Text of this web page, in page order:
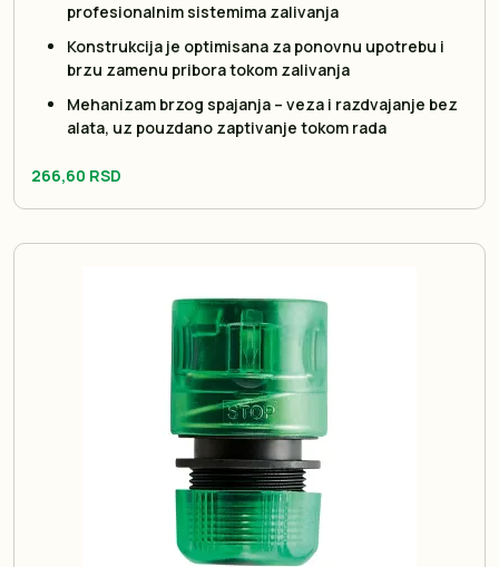
profesionalnim sistemima zalivanja
Konstrukcija je optimisana za ponovnu upotrebu i
brzu zamenu pribora tokom zalivanja
Mehanizam brzog spajanja – veza i razdvajanje bez
alata, uz pouzdano zaptivanje tokom rada
266,60 RSD